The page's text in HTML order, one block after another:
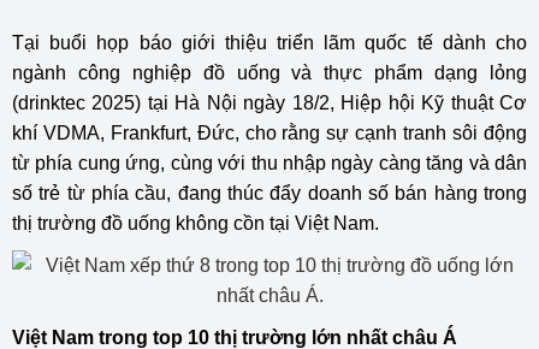
Tại buổi họp báo giới thiệu triển lãm quốc tế dành cho
ngành công nghiệp đồ uống và thực phẩm dạng lỏng
(drinktec 2025) tại Hà Nội ngày 18/2, Hiệp hội Kỹ thuật Cơ
khí VDMA, Frankfurt, Đức, cho rằng sự cạnh tranh sôi động
từ phía cung ứng, cùng với thu nhập ngày càng tăng và dân
số trẻ từ phía cầu, đang thúc đẩy doanh số bán hàng trong
thị trường đồ uống không cồn tại Việt Nam.
Việt Nam trong top 10 thị trường lớn nhất châu Á